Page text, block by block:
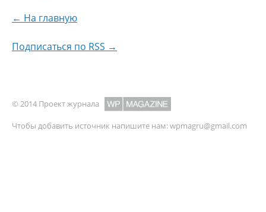
← На главную
Подписаться по RSS →
© 2014 Проект журнала
Чтобы добавить источник напишите нам:wpmagru@gmail.com